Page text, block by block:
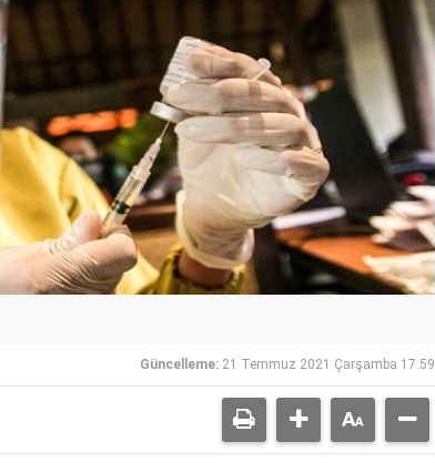
Güncelleme: 21 Temmuz 2021 Çarşamba 17:59